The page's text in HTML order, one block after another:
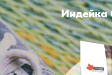
Индейка